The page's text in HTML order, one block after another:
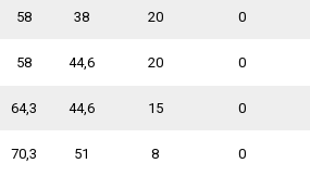
58 38 20 0
58 44,6 20 0
64,3 44,6 15 0
70,3 51 8 0